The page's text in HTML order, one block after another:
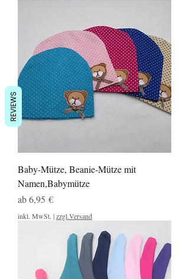
Baby-Mütze, Beanie-Mütze mit
Namen,Babymütze
ab6,95 €
Sale-Preis
inkl. MwSt. |zzgl.Versand
REVIEWS